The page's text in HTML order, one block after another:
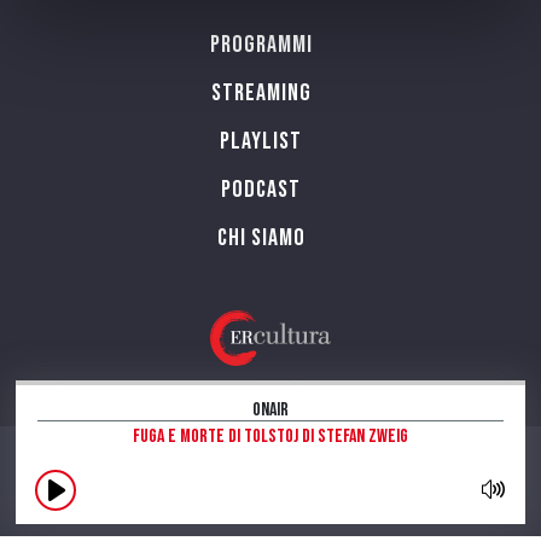
OnAir
Fuga e morte di Tolstoj di Stefan Zweig
Programmi
Streaming
Playlist
PODCAST
Chi siamo